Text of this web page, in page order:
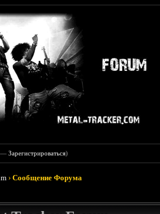
—Зарегистрироваться)
›Сообщение Форума